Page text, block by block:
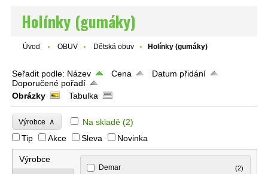
Holínky (gumáky)
Úvod OBUV Dětská obuv Holínky (gumáky)
Seřadit podle: Název Cena
Datum přidání
Doporučené pořadí
Obrázky
Tabulka
Výrobce ∧ Na skladě (2)
Tip
Akce Sleva Novinka
Výrobce
Demar (2)